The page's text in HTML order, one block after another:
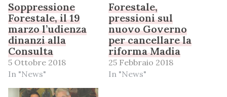
Soppressione
Forestale, il 19
marzo l’udienza
dinanzi alla
Consulta
5 Ottobre 2018
In "News"
Forestale,
pressioni sul
nuovo Governo
per cancellare la
riforma Madia
25 Febbraio 2018
In "News"